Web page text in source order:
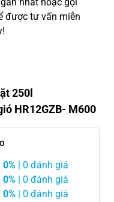
được tư vấn miễn
250l
HR12GZB- M600
0% | 0 đánh giá
0% | 0 đánh giá
0% | 0 đánh giá